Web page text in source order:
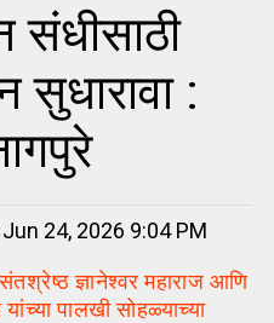
संधीसाठी
सुधारावा :
24, 2026 9:04 PM
ज्ञानेश्वर महाराज आणि
पालखी सोहळ्याच्या